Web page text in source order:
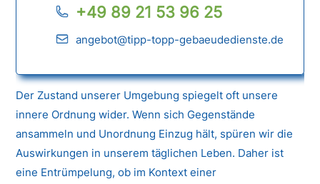
+49 89 21 53 96 25
angebot@tipp-topp-gebaeudedienste.de
Der Zustand unserer Umgebung spiegelt oft unsere
innere Ordnung wider. Wenn sich Gegenstände
ansammeln und Unordnung Einzug hält, spüren wir die
Auswirkungen in unserem täglichen Leben. Daher ist
eine Entrümpelung, ob im Kontext einer